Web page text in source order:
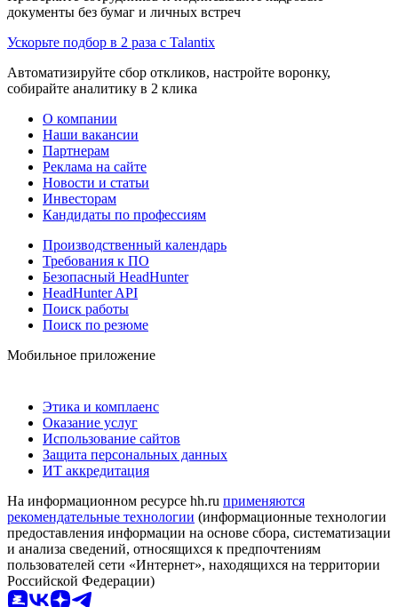
документы без бумаг и личных встреч
Ускорьте подбор в 2 раза с Talantix
Автоматизируйте сбор откликов, настройте воронку,
собирайте аналитику в 2 клика
О компании
Наши вакансии
Партнерам
Реклама на сайте
Новости и статьи
Инвесторам
Кандидаты по профессиям
Производственный календарь
Требования к ПО
Безопасный HeadHunter
HeadHunter API
Поиск работы
Поиск по резюме
Мобильное приложение
Этика и комплаенс
Оказание услуг
Использование сайтов
Защита персональных данных
ИТ аккредитация
На информационном ресурсе hh.ru применяются
рекомендательные технологии (информационные технологии
предоставления информации на основе сбора, систематизации
и анализа сведений, относящихся к предпочтениям
пользователей сети «Интернет», находящихся на территории
Российской Федерации)